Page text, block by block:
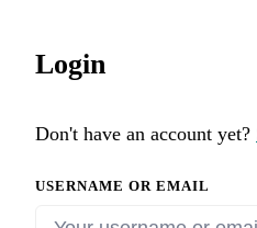
Login
Don't have an account yet?
USERNAME OR EMAIL